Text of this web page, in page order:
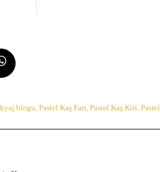
blogu Pastel Kaş Farı Pastel Kaş Kiti Pastel